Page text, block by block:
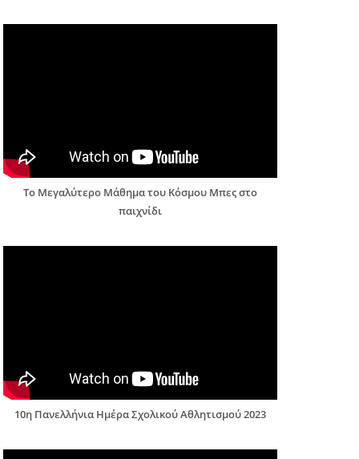
Το Μεγαλύτερο Μάθημα του Κόσμου Μπες στο
παιχνίδι
10η Πανελλήνια Ημέρα Σχολικού Αθλητισμού 2023